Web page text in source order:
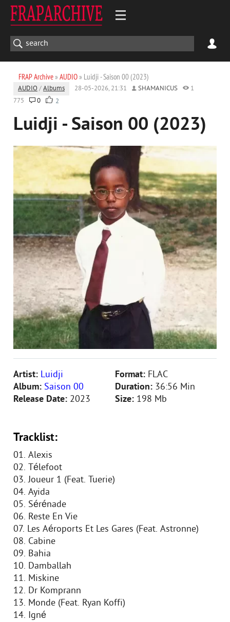
FRAP Archive» AUDIO» Luidji - Saison 00 (2023)
AUDIO /Albums 28-05-2026, 21:31 SHAMANICUS
1
775
0 2
Luidji - Saison 00 (2023)
Artist: Luidji
Album: Saison 00
Release Date: 2023
Format: FLAC
Duration: 36:56 Min
Size: 198 Mb
Tracklist:
01. Alexis
02. Télefoot
03. Joueur 1 (Feat. Tuerie)
04. Ayida
05. Sérénade
06. Reste En Vie
07. Les Aéroports Et Les Gares (Feat. Astronne)
08. Cabine
09. Bahia
10. Damballah
11. Miskine
12. Dr Komprann
13. Monde (Feat. Ryan Koffi)
14. Igné